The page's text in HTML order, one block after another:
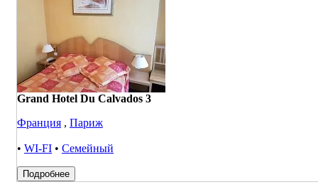
Grand Hotel Du Calvados 3
Франция , Париж
• WI-FI • Семейный
Подробнее